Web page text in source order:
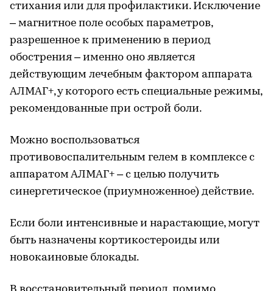
стихания или для профилактики. Исключение
– магнитное поле особых параметров,
разрешенное к применению в период
обострения – именно оно является
действующим лечебным фактором аппарата
АЛМАГ+, у которого есть специальные режимы,
рекомендованные при острой боли.
Можно воспользоваться
противовоспалительным гелем в комплексе с
аппаратом АЛМАГ+ – с целью получить
синергетическое (приумноженное) действие.
Если боли интенсивные и нарастающие, могут
быть назначены кортикостероиды или
новокаиновые блокады.